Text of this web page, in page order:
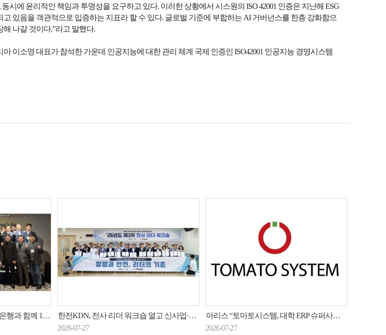
시에 윤리적인 책임과 투명성을 요구하고 있다. 이러한 상황에서 시스원의 ISO 42001 인증은 지난해 ESG
있음을 객관적으로 입증하는 지표라 할 수 있다. 글로벌 기준에 부합하는 AI 거버넌스를 한층 강화함으
나갈 것이다.”라고 말했다.
이소영 대표가 참석한 가운데 인공지능에 대한 관리 체계 국제 인증인 ISO42001 인공지능 경영시스템
100억 상생펀드
한전KDN, 전사 리더 워크숍 열고 신사업·현안 해결 방안 논의
2026-07-27
아리스 “토마토시스템, 대학 ERP 슈퍼사이클 수혜…2026년 매출 320억원·흑자전환 전망”
2026-07-27